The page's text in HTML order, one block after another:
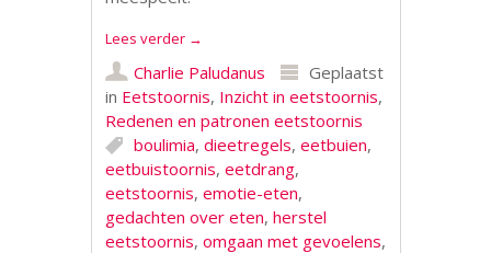
Lees verder →
Charlie Paludanus
Geplaatst
in Eetstoornis, Inzicht in eetstoornis,
Redenen en patronen eetstoornis
boulimia,dieetregels,eetbuien,
eetbuistoornis,eetdrang,
eetstoornis,emotie-eten,
gedachten over eten,herstel
eetstoornis,omgaan met gevoelens,